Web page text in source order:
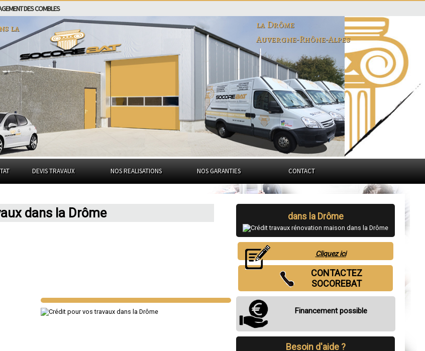
DES COMBLES
la
la Drôme
Auvergne-Rhône-Alpes
DEVIS TRAVAUX NOS REALISATIONS NOS GARANTIES CONTACT
dans la Drôme dans la Drôme
Cliquez ici
CONTACTEZ
SOCOREBAT
Financement possible
Besoin d'aide ?